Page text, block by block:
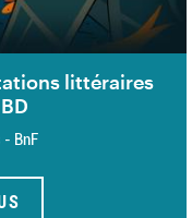
littéraires
- BnF